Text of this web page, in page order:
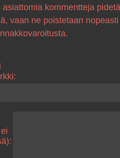
asiattomia kommentteja pidetä
vaan ne poistetaan